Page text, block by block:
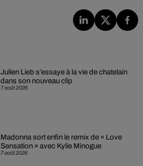
7 août 2026
Julien Lieb s’essaye à la vie de chatelain
dans son nouveau clip
7 août 2026
Madonna sort enfin le remix de « Love
Sensation » avec Kylie Minogue